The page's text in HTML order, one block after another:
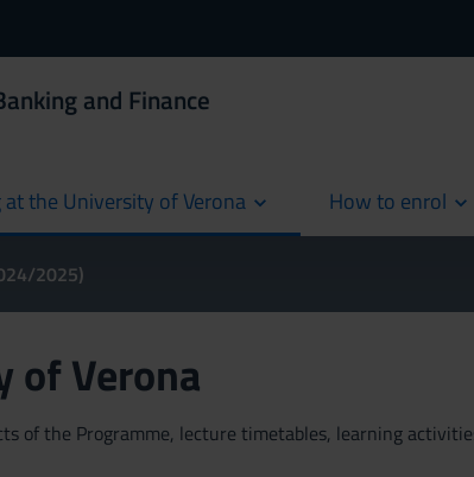
and Finance
the University of Verona How to enrol
2025)
of Verona
of the Programme, lecture timetables, learning